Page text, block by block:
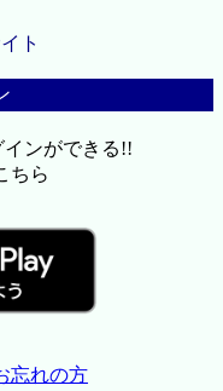
ト
ンができる!!
ちら
忘れの方